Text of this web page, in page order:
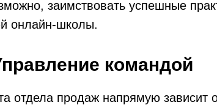
заимствовать успешные
онлайн-школы.
командой
отдела продаж напрямую зависит